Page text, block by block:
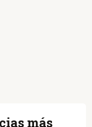
más